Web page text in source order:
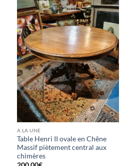
A LA UNE
Table Henri II ovale en Chêne
Massif piètement central aux
chimères